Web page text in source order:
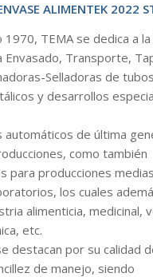
ALIMENTEK 2022
1970, TEMA se dedica a
Envasado, Transporte,
Selladoras de
y desarrollos
automáticos de última
como también
para producciones
los cuales
alimenticia, medicinal,
etc.
destacan por su calidad
de manejo, siendo